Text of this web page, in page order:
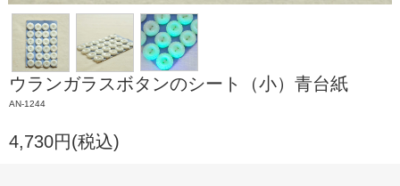
ウランガラスボタンのシート（小）青台紙
AN-1244
4,730円(税込)